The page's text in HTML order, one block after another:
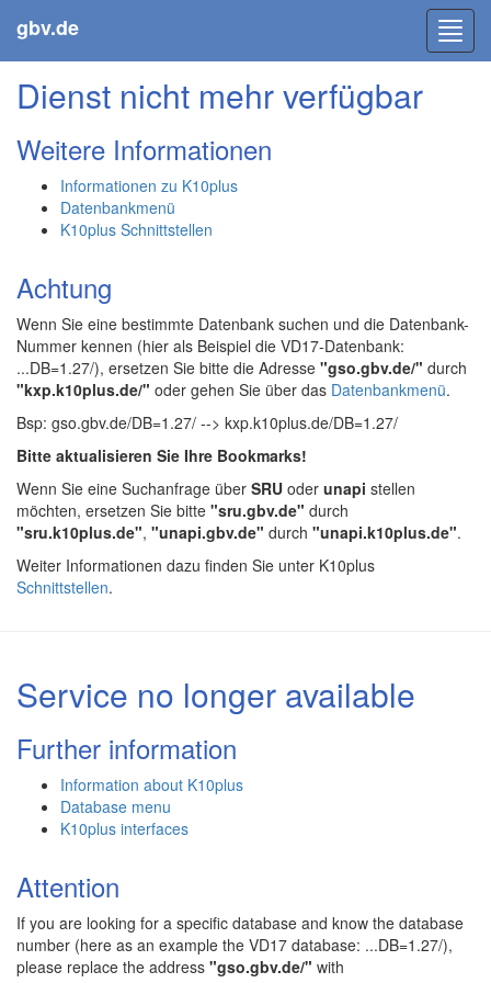
gbv.de
Dienst nicht mehr verfügbar
Weitere Informationen
Informationen zu K10plus
Datenbankmenü
K10plus Schnittstellen
Achtung
Wenn Sie eine bestimmte Datenbank suchen und die Datenbank-
Nummer kennen (hier als Beispiel die VD17-Datenbank:
...DB=1.27/), ersetzen Sie bitte die Adresse "gso.gbv.de/" durch
"kxp.k10plus.de/" oder gehen Sie über das Datenbankmenü.
Bsp: gso.gbv.de/DB=1.27/ --> kxp.k10plus.de/DB=1.27/
Bitte aktualisieren Sie Ihre Bookmarks!
Wenn Sie eine Suchanfrage über SRU oder unapi stellen
möchten, ersetzen Sie bitte "sru.gbv.de" durch
"sru.k10plus.de", "unapi.gbv.de" durch "unapi.k10plus.de".
Weiter Informationen dazu finden Sie unter K10plus
Schnittstellen.
Service no longer available
Further information
Information about K10plus
Database menu
K10plus interfaces
Attention
If you are looking for a specific database and know the database
number (here as an example the VD17 database: ...DB=1.27/),
please replace the address "gso.gbv.de/" with